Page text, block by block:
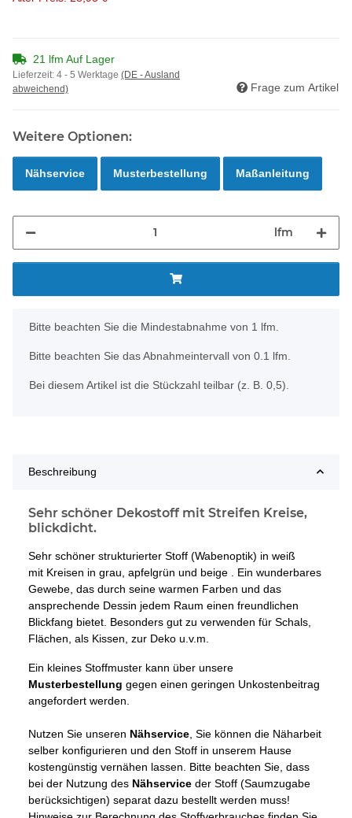
21 lfm Auf Lager
Lieferzeit: 4 - 5 Werktage (DE - Ausland
abweichend)
Frage zum Artikel
Weitere Optionen:
Nähservice Musterbestellung Maßanleitung
lfm
x
Bitte beachten Sie die Mindestabnahme von 1 lfm.
Bitte beachten Sie das Abnahmeintervall von 0.1 lfm.
Bei diesem Artikel ist die Stückzahl teilbar (z. B. 0,5).
Beschreibung
Sehr schöner Dekostoff mit Streifen Kreise,
blickdicht.
Sehr schöner strukturierter Stoff (Wabenoptik) in weiß
mit Kreisen in grau, apfelgrün und beige . Ein wunderbares
Gewebe, das durch seine warmen Farben und das
ansprechende Dessin jedem Raum einen freundlichen
Blickfang bietet. Besonders gut zu verwenden für Schals,
Flächen, als Kissen, zur Deko u.v.m.
Ein kleines Stoffmuster kann über unsere
Musterbestellung gegen einen geringen Unkostenbeitrag
angefordert werden.
Nutzen Sie unseren Nähservice , Sie können die Näharbeit
selber konfigurieren und den Stoff in unserem Hause
kostengünstig vernähen lassen. Bitte beachten Sie, dass
bei der Nutzung des Nähservice der Stoff (Saumzugabe
berücksichtigen) separat dazu bestellt werden muss!